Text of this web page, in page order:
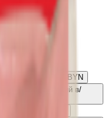
копченые
с сыром в/с
BYN
классический в/
острые